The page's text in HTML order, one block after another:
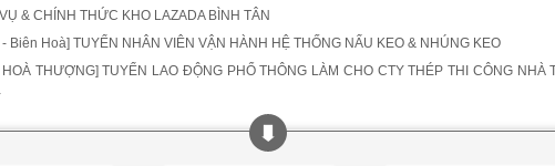
& CHÍNH THỨC KHO LAZADA BÌNH TÂN
- Biên Hoà] TUYỂN NHÂN VIÊN VẬN HÀNH HỆ THỐNG NẤU KEO & NHÚNG KEO
THƯỢNG] TUYỂN LAO ĐỘNG PHỔ THÔNG LÀM CHO CTY THÉP THI CÔNG